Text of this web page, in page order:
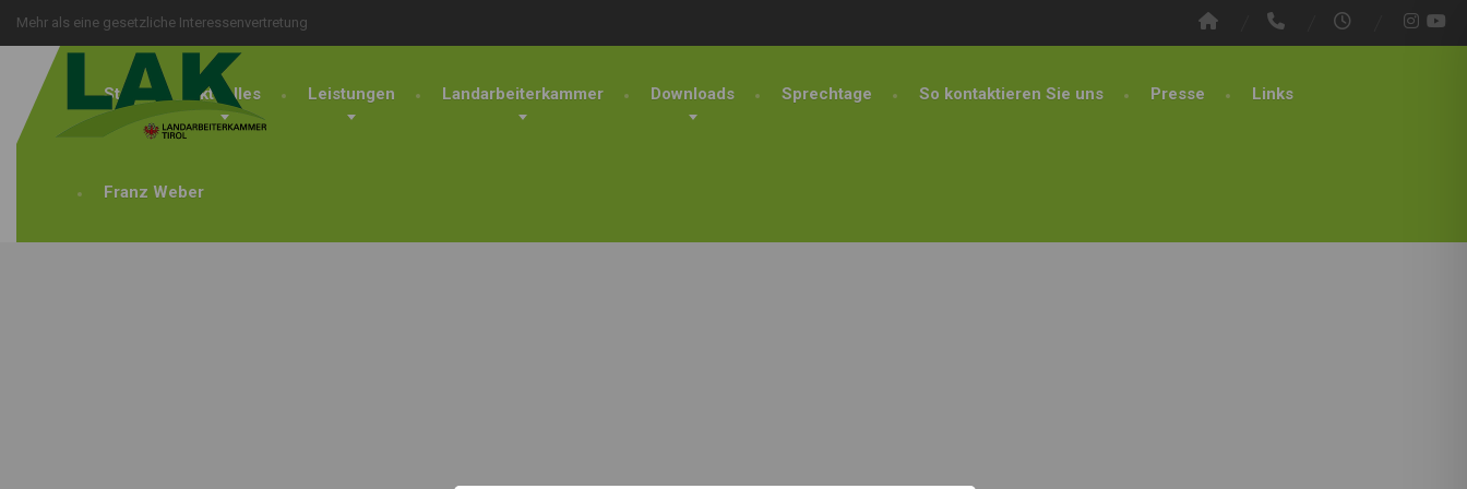
Mehr als eine gesetzliche Interessenvertretung
Start Aktuelles Leistungen Landarbeiterkammer Downloads Sprechtage So kontaktieren Sie uns Presse Links
Franz Weber